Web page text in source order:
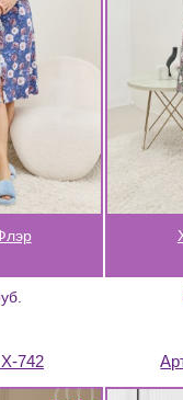
Х-742